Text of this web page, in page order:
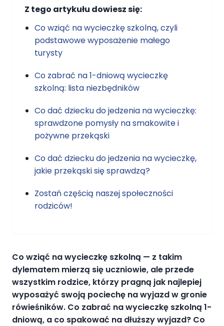
Z tego artykułu dowiesz się:
Co wziąć na wycieczkę szkolną, czyli
podstawowe wyposażenie małego
turysty
Co zabrać na 1-dniową wycieczkę
szkolną: lista niezbędników
Co dać dziecku do jedzenia na wycieczkę:
sprawdzone pomysły na smakowite i
pożywne przekąski
Co dać dziecku do jedzenia na wycieczkę,
jakie przekąski się sprawdzą?
Zostań częścią naszej społeczności
rodziców!
Co wziąć na wycieczkę szkolną — z takim
dylematem mierzą się uczniowie, ale przede
wszystkim rodzice, którzy pragną jak najlepiej
wyposażyć swoją pociechę na wyjazd w gronie
rówieśników. Co zabrać na wycieczkę szkolną 1-
dniową, a co spakować na dłuższy wyjazd? Co